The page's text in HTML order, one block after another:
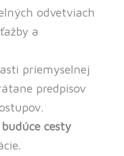
odvetviach
a
priemyselnej
predpisov
cesty